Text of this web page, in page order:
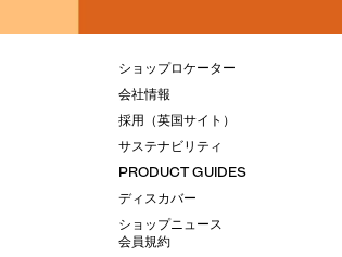
ショップロケーター
会社情報
採用（英国サイト）
サステナビリティ
PRODUCT GUIDES
ディスカバー
ショップニュース
会員規約